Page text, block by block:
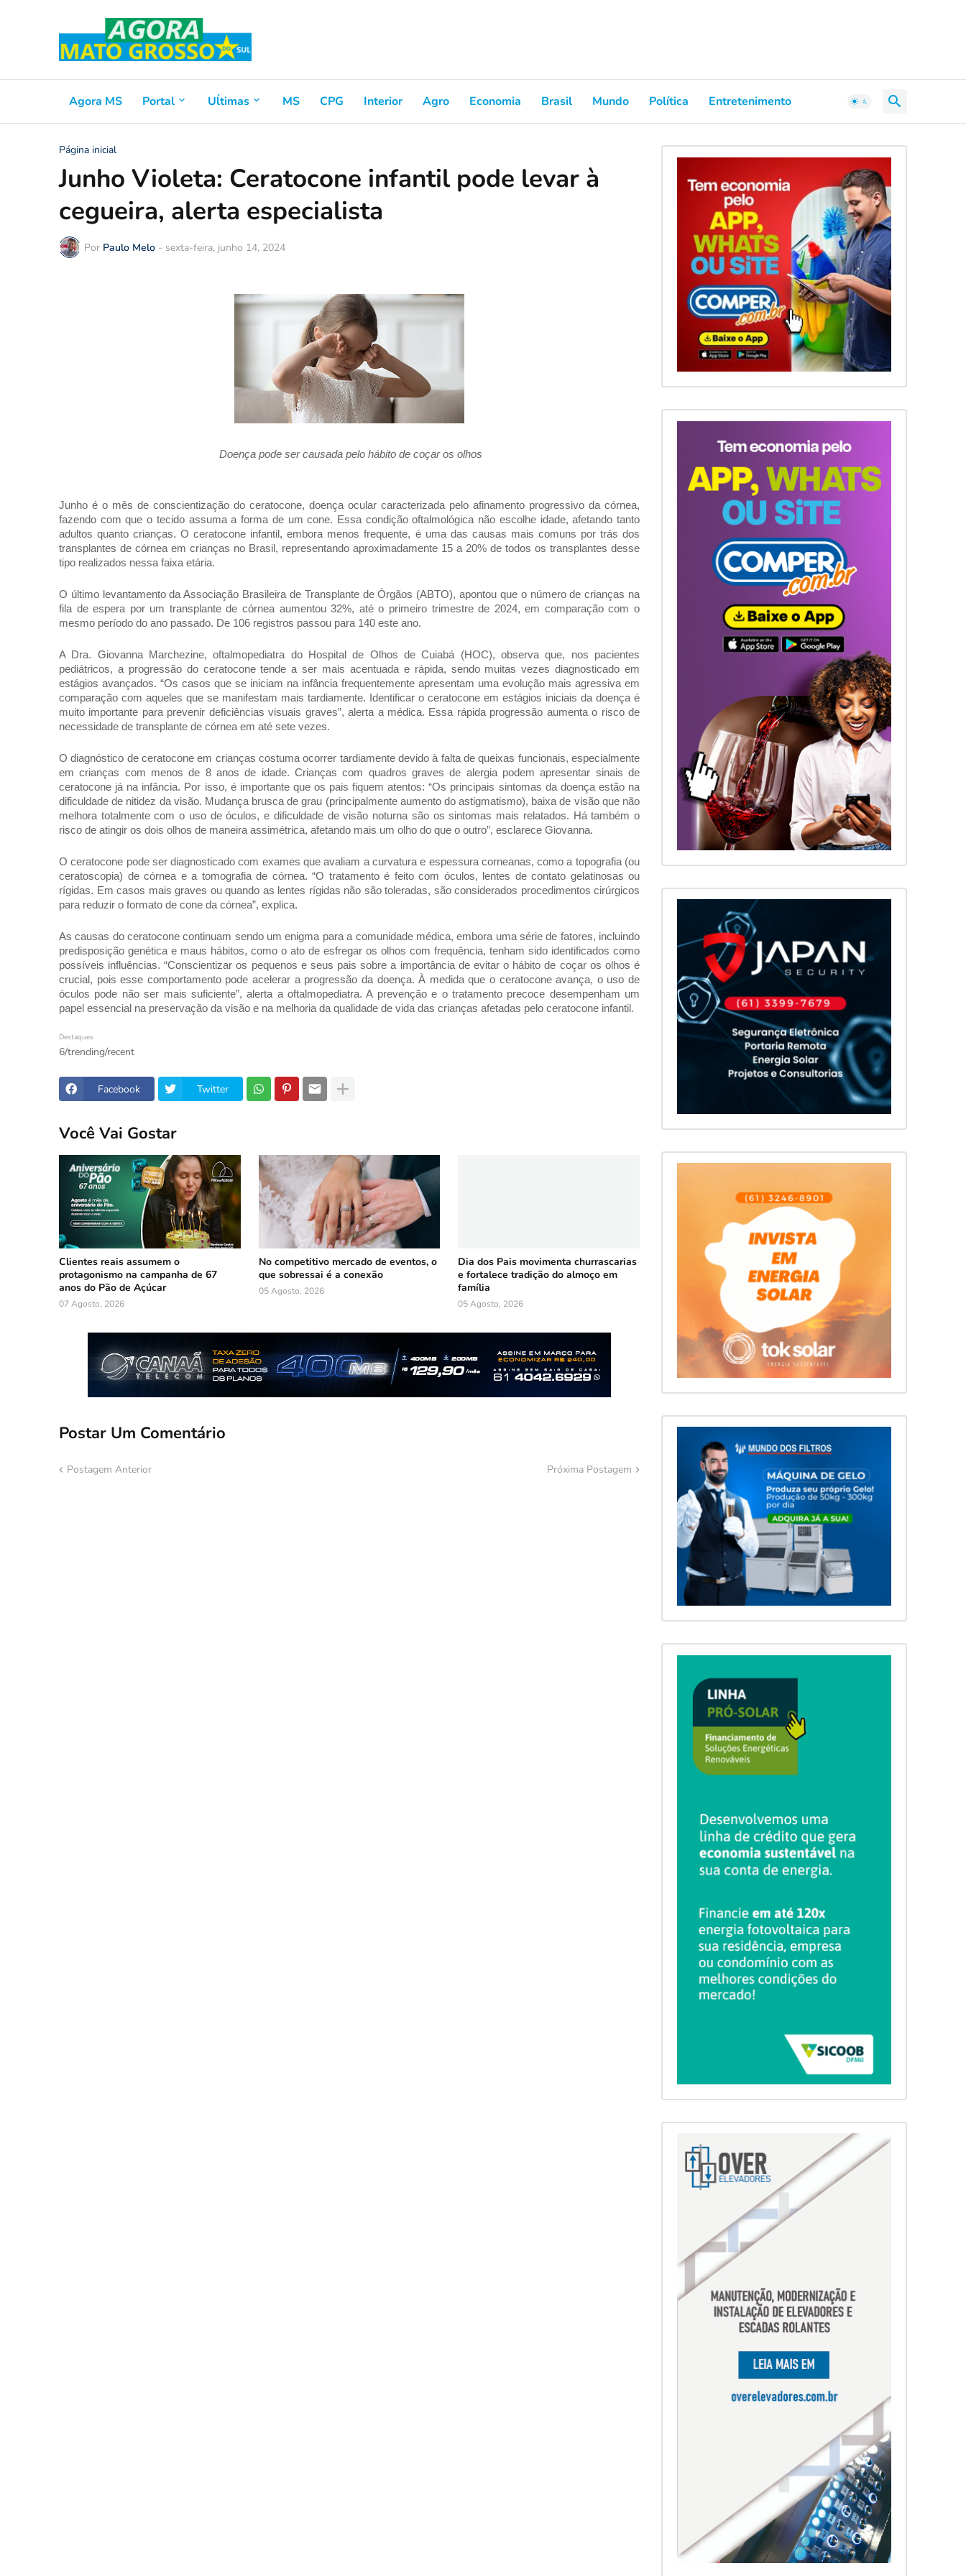
Agora MS Portal Uĺtimas MS CPG Interior Agro Economia Brasil Mundo Política Entretenimento
Página inicial
Junho Violeta: Ceratocone infantil pode levar à
cegueira, alerta especialista
Por Paulo Melo - sexta-feira, junho 14, 2024
Doença pode ser causada pelo hábito de coçar os olhos
Junho é o mês de conscientização do ceratocone, doença ocular caracterizada pelo afinamento progressivo da córnea,
fazendo com que o tecido assuma a forma de um cone. Essa condição oftalmológica não escolhe idade, afetando tanto
adultos quanto crianças. O ceratocone infantil, embora menos frequente, é uma das causas mais comuns por trás dos
transplantes de córnea em crianças no Brasil, representando aproximadamente 15 a 20% de todos os transplantes desse
tipo realizados nessa faixa etária.
O último levantamento da Associação Brasileira de Transplante de Órgãos (ABTO), apontou que o número de crianças na
fila de espera por um transplante de córnea aumentou 32%, até o primeiro trimestre de 2024, em comparação com o
mesmo período do ano passado. De 106 registros passou para 140 este ano.
A Dra. Giovanna Marchezine, oftalmopediatra do Hospital de Olhos de Cuiabá (HOC), observa que, nos pacientes
pediátricos, a progressão do ceratocone tende a ser mais acentuada e rápida, sendo muitas vezes diagnosticado em
estágios avançados. “Os casos que se iniciam na infância frequentemente apresentam uma evolução mais agressiva em
comparação com aqueles que se manifestam mais tardiamente. Identificar o ceratocone em estágios iniciais da doença é
muito importante para prevenir deficiências visuais graves”, alerta a médica. Essa rápida progressão aumenta o risco de
necessidade de transplante de córnea em até sete vezes.
O diagnóstico de ceratocone em crianças costuma ocorrer tardiamente devido à falta de queixas funcionais, especialmente
em crianças com menos de 8 anos de idade. Crianças com quadros graves de alergia podem apresentar sinais de
ceratocone já na infância. Por isso, é importante que os pais fiquem atentos: “Os principais sintomas da doença estão na
dificuldade de nitidez da visão. Mudança brusca de grau (principalmente aumento do astigmatismo), baixa de visão que não
melhora totalmente com o uso de óculos, e dificuldade de visão noturna são os sintomas mais relatados. Há também o
risco de atingir os dois olhos de maneira assimétrica, afetando mais um olho do que o outro”, esclarece Giovanna.
O ceratocone pode ser diagnosticado com exames que avaliam a curvatura e espessura corneanas, como a topografia (ou
ceratoscopia) de córnea e a tomografia de córnea. “O tratamento é feito com óculos, lentes de contato gelatinosas ou
rígidas. Em casos mais graves ou quando as lentes rígidas não são toleradas, são considerados procedimentos cirúrgicos
para reduzir o formato de cone da córnea”, explica.
As causas do ceratocone continuam sendo um enigma para a comunidade médica, embora uma série de fatores, incluindo
predisposição genética e maus hábitos, como o ato de esfregar os olhos com frequência, tenham sido identificados como
possíveis influências. “Conscientizar os pequenos e seus pais sobre a importância de evitar o hábito de coçar os olhos é
crucial, pois esse comportamento pode acelerar a progressão da doença. À medida que o ceratocone avança, o uso de
óculos pode não ser mais suficiente”, alerta a oftalmopediatra. A prevenção e o tratamento precoce desempenham um
papel essencial na preservação da visão e na melhoria da qualidade de vida das crianças afetadas pelo ceratocone infantil.
Destaques
6/trending/recent
Facebook Twitter
Você Vai Gostar
Clientes reais assumem o
protagonismo na campanha de 67
anos do Pão de Açúcar
07 Agosto, 2026
No competitivo mercado de eventos, o
que sobressai é a conexão
05 Agosto, 2026
Dia dos Pais movimenta churrascarias
e fortalece tradição do almoço em
família
05 Agosto, 2026
Postar Um Comentário
Postagem Anterior Próxima Postagem